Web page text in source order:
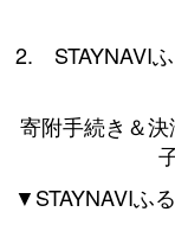
2. STAYNAVI
寄附手続き＆
▼STAYNAVIふ